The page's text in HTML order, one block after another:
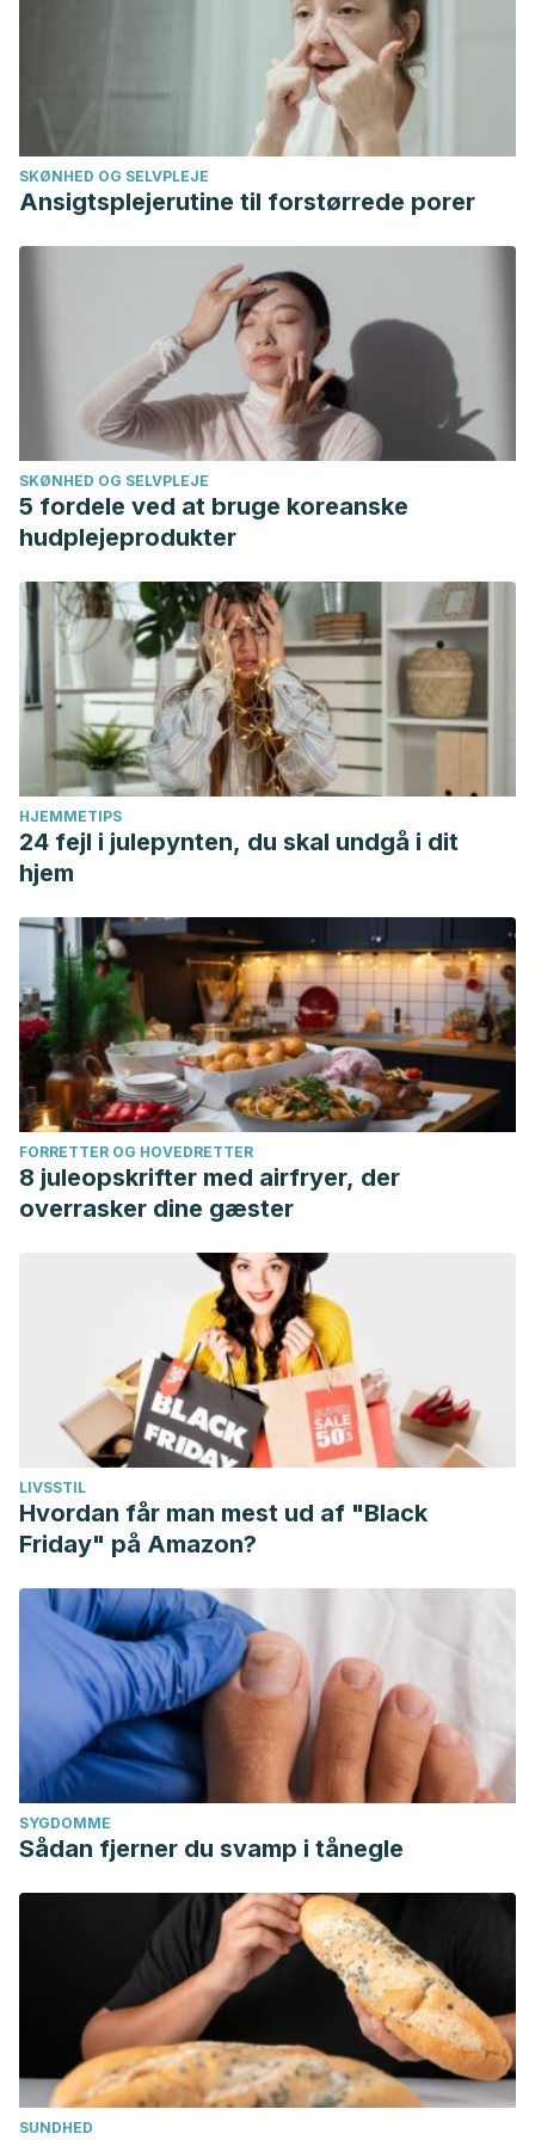
alada, ¿una entidad del área quirúrgica?Revista Española
de Anestesiología y Reanimación,vol. 60(10), pp. 584-588.
https://www.sciencedirect.com/science/article/abs/pii/
Palma, F., Cifre, M., Clemo I., et al (2021). Activación de los
músculos escapulohumerales superficiales en tres planos
distintos de elevación del hombro.
18(2), pp. 52-25.
http://jmh.cl/index.php/jmh/article/view/122
SKØNHED OG SELVPLEJE
Ansigtsplejerutine til forstørrede porer
SKØNHED OG SELVPLEJE
5 fordele ved at bruge koreanske
hudplejeprodukter
HJEMMETIPS
24 fejl i julepynten, du skal undgå i dit
hjem
FORRETTER OG HOVEDRETTER
8 juleopskrifter med airfryer, der
overrasker dine gæster
LIVSSTIL
Hvordan får man mest ud af "Black
Friday" på Amazon?
SYGDOMME
Sådan fjerner du svamp i tånegle
SUNDHED